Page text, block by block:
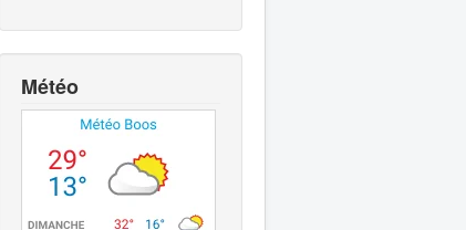
Météo